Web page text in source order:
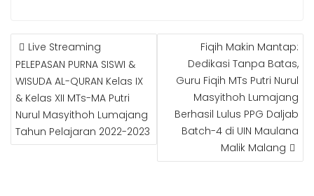
Live Streaming
PELEPASAN PURNA SISWI &
WISUDA AL-QURAN Kelas IX
& Kelas XII MTs-MA Putri
Nurul Masyithoh Lumajang
Tahun Pelajaran 2022-2023
Fiqih Makin Mantap:
Dedikasi Tanpa Batas,
Guru Fiqih MTs Putri Nurul
Masyithoh Lumajang
Berhasil Lulus PPG Daljab
Batch-4 di UIN Maulana
Malik Malang